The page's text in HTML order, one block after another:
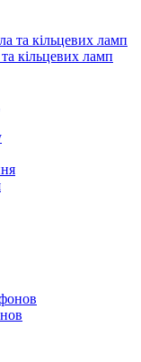
кільцевих ламп